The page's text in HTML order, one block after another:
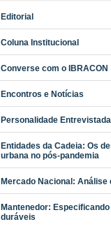
Editorial
Coluna Institucional
Converse com o IBRACON
Encontros e Notícias
Personalidade
Entidades da Cadeia: Os
urbana no pós-pandemia
Mercado Nacional:
Mantenedor:
duráveis